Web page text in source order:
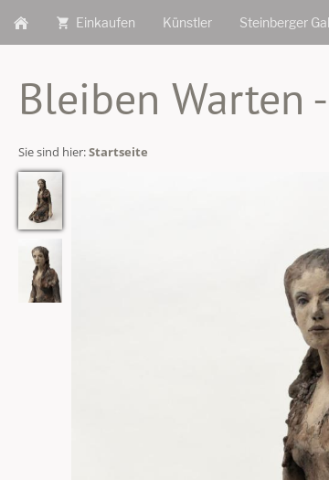
Einkaufen Künstler Steinberger
Bleiben Warten
Sie sind hier:Startseite